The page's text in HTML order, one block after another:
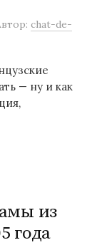
chat-de-
— ну и как
из
года